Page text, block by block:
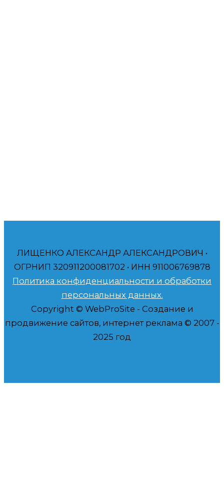
ЛИЩЕНКО АЛЕКСАНДР АЛЕКСАНДРОВИЧ •
ОГРНИП 320911200081702 • ИНН 911006769878
Политика конфиденциальности и обработки
персональных данных.
Copyright © WebProSite - Создание и
продвижение сайтов, интернет реклама © 2007 -
2025 год